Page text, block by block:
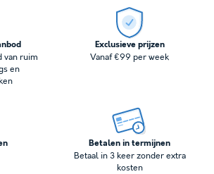
van ruim
en
Exclusieve prijzen
Vanaf €99 per week
Betalen in termijnen
Betaal in 3 keer zonder extra
kosten